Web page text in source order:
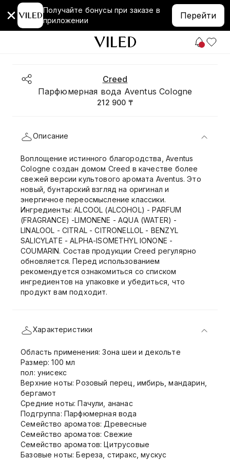
Получайте бонусы при заказе в
приложении
Перейти
Creed
Парфюмерная вода Aventus Cologne
212 900 ₸
Описание
Воплощение истинного благородства, Aventus
Cologne создан домом Creed в качестве более
свежей версии культового аромата Aventus. Это
новый, бунтарский взгляд на оригинал и
энергичное переосмысление классики.
Ингредиенты: ALCOOL (ALCOHOL) - PARFUM
(FRAGRANCE) -LIMONENE - AQUA (WATER) -
LINALOOL - CITRAL - CITRONELLOL - BENZYL
SALICYLATE - ALPHA-ISOMETHYL IONONE -
COUMARIN. Состав продукции Creed регулярно
обновляется. Перед использованием
рекомендуется ознакомиться со списком
ингредиентов на упаковке и убедиться, что
продукт вам подходит.
Характеристики
Область применения: Зона шеи и декольте
Размер: 100 мл
пол: унисекс
Верхние ноты: Розовый перец, имбирь, мандарин,
бергамот
Средние ноты: Пачули, ананас
Подгруппа: Парфюмерная вода
Семейство ароматов: Древесные
Семейство ароматов: Свежие
Семейство ароматов: Цитрусовые
Базовые ноты: Береза, стиракс, мускус